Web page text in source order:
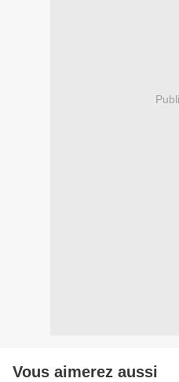
Vous aimerez aussi